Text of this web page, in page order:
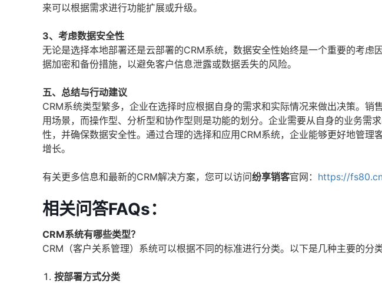
来可以根据需求进行功能扩展或升级。
3、考虑数据安全性
无论是选择本地部署还是云部署的CRM系统，数据安全性始终是一个重要的考虑
据加密和备份措施，以避免客户信息泄露或数据丢失的风险。
五、总结与行动建议
CRM系统类型繁多，企业在选择时应根据自身的需求和实际情况来做出决策。销
用场景，而操作型、分析型和协作型则是功能的划分。企业需要从自身的业务需
性，并确保数据安全性。通过合理的选择和应用CRM系统，企业能够更好地管理
增长。
有关更多信息和最新的CRM解决方案，您可以访问纷享销客官网： https://
相关问答FAQs：
CRM系统有哪些类型？
CRM（客户关系管理）系统可以根据不同的标准进行分类。以下是几种主要的分类
按部署方式分类